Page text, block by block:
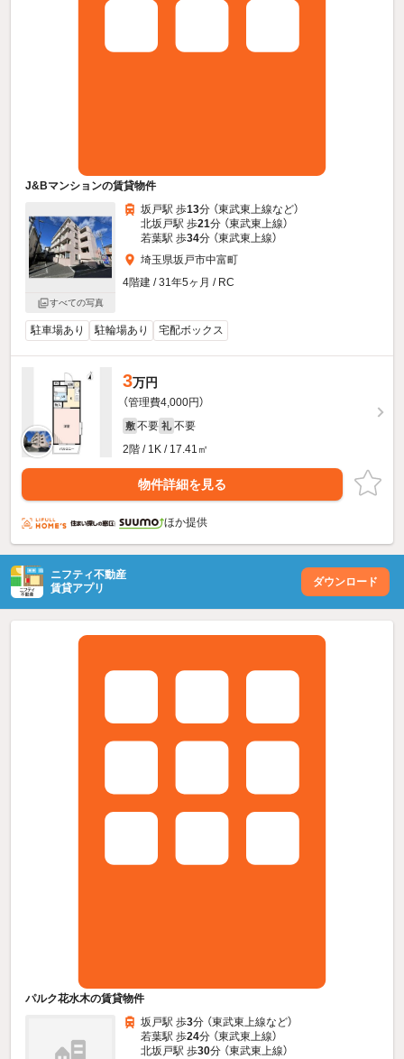
J&Bマンションの賃貸物件
すべての写真
坂戸駅 歩13分 （東武東上線など）
北坂戸駅 歩21分 （東武東上線）
若葉駅 歩34分 （東武東上線）
埼玉県坂戸市中富町
4階建 / 31年5ヶ月 / RC
駐車場あり 駐輪場あり 宅配ボックス
3万円
（管理費4,000円）
敷 不要 礼 不要
2階 / 1K / 17.41㎡
物件詳細を見る
ほか提供
ニフティ不動産
賃貸アプリ
ダウンロード
パルク花水木の賃貸物件
坂戸駅 歩3分 （東武東上線など）
若葉駅 歩24分 （東武東上線）
北坂戸駅 歩30分 （東武東上線）